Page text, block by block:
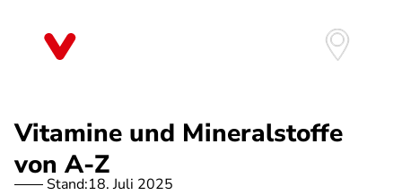
Vitamine und Mineralstoffe
von A-Z
Stand:18. Juli 2025